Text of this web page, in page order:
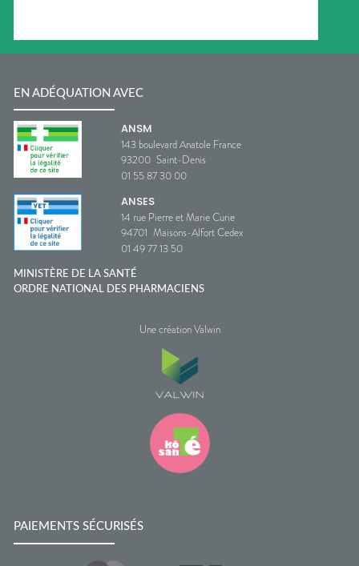
EN ADÉQUATION AVEC
ANSM
143 boulevard Anatole France
93200 Saint-Denis
01 55 87 30 00
ANSES
14 rue Pierre et Marie Curie
94701 Maisons-Alfort Cedex
01 49 77 13 50
MINISTÈRE DE LA SANTÉ
ORDRE NATIONAL DES PHARMACIENS
Une création Valwin
PAIEMENTS SÉCURISÉS